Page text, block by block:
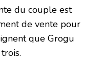
du couple est
de vente pour
que Grogu